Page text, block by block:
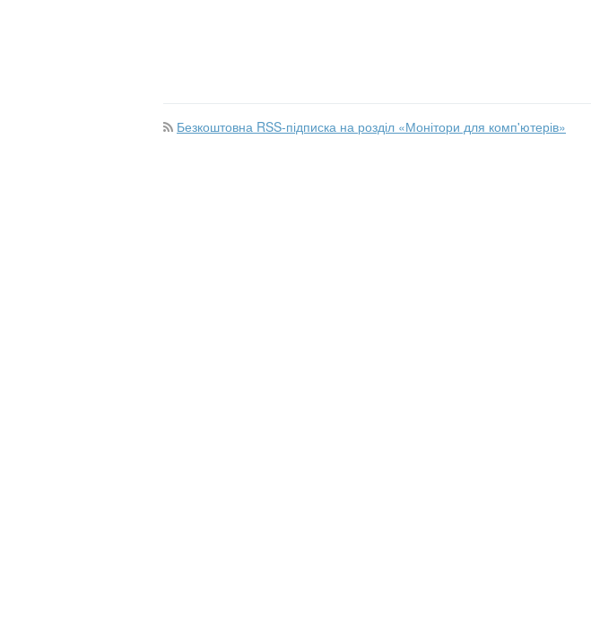
Безкоштовна RSS-підписка на розділ «Монітори для комп'ютерів»